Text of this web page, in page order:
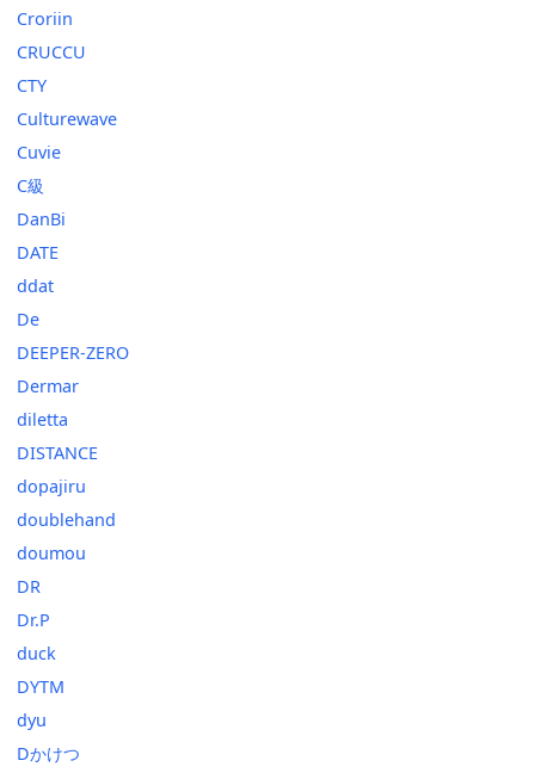
Croriin
CRUCCU
CTY
Culturewave
Cuvie
C級
DanBi
DATE
ddat
De
DEEPER-ZERO
Dermar
diletta
DISTANCE
dopajiru
doublehand
doumou
DR
Dr.P
duck
DYTM
dyu
Dかけつ